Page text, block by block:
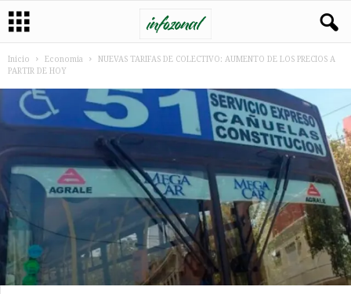
Inicio Economia
NUEVAS TARIFAS DE COLECTIVO: AUMENTO DE LOS PRECIOS A
PARTIR DE HOY